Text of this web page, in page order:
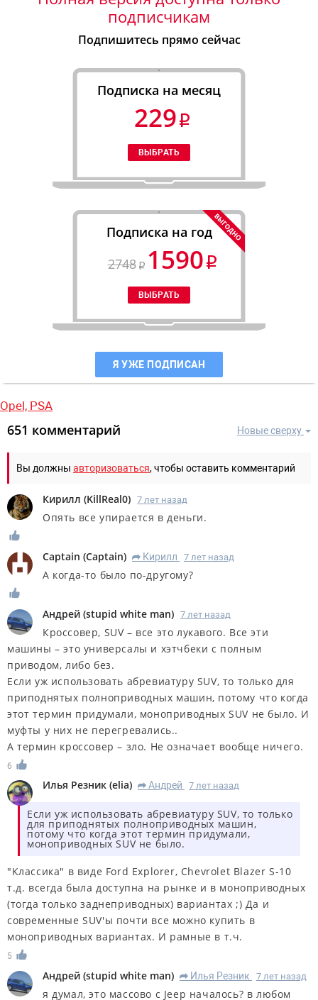
подписчикам
Подпишитесь прямо сейчас
Подписка на месяц
229
Подписка на год
2748
1590
Я УЖЕ ПОДПИСАН
Opel, PSA
Новые сверху
651 комментарий
Вы должны авторизоваться, чтобы оставить комментарий
Кирилл (KillReal0) 7 лет назад
Опять все упирается в деньги.
Captain (Captain) R Кирилл 7 лет назад
А когда-то было по-другому?
Андрей (stupid white man) 7 лет назад
Кроссовер, SUV – все это лукавого. Все эти
машины – это универсалы и хэтчбеки с полным
приводом, либо без.
Если уж использовать абревиатуру SUV, то только для
приподнятых полноприводных машин, потому что когда
этот термин придумали, моноприводных SUV не было. И
муфты у них не перегревались..
А термин кроссовер – зло. Не означает вообще ничего.
6
Илья Резник (elia) R Андрей 7 лет назад
Если уж использовать абревиатуру SUV, то только
для приподнятых полноприводных машин,
потому что когда этот термин придумали,
моноприводных SUV не было.
"Классика" в виде Ford Explorer, Chevrolet Blazer S-10
т.д. всегда была доступна на рынке и в моноприводных
(тогда только заднеприводных) вариантах ;) Да и
современные SUV'ы почти все можно купить в
моноприводных вариантах. И рамные в т.ч.
5
Андрей (stupid white man) R Илья Резник 7 лет назад
я думал, это массово с Jeep началось? в любом